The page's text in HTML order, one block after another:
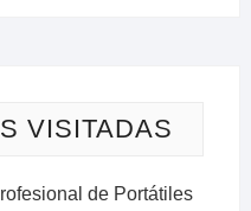
VISITADAS
de Portátiles